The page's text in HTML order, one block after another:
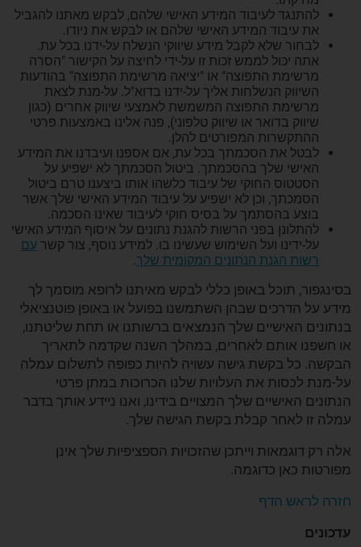
להתנגד לעיבוד המידע האישי שלהם, לבקש מאתנו להגביל
את עיבוד המידע האישי שלהם או לבקש את ניודו.
לבחור שלא לקבל מידע שיווקי הנשלח על-ידנו בכל עת.
אתה יכול לממש זכות זו על-ידי לחיצה על הקישור "הסרה
מרשימת התפוצה" או "יציאה מרשימת התפוצה" בהודעות
השיווק הנשלחות אליך על-ידנו בדוא"ל. על-מנת לצאת
מרשימת התפוצה המשמשת לאמצעי שיווק אחרים (כגון
שיווק בדואר או שיווק טלפוני), פנה אלינו באמצעות פרטי
ההתקשרות המפורטים להלן.
לבטל את הסכמתך בכל עת, אם אספנו ועיבדנו את המידע
האישי שלך בהסכמתך. ביטול הסכמתך לא ישפיע על
הסטטוס החוקי של עיבוד כלשהו אותו ביצענו טרם ביטול
הסמכתך, וכן לא ישפיע על עיבוד המידע האישי שלך אשר
בוצע בהסתמך על בסיס חוקי לעיבוד שאינו הסכמה.
להתלונן בפני הרשות להגנת נתונים על איסוף המידע האישי
על-ידינו ועל השימוש שעשינו בו. למידע נוסף, צור קשר עם
רשות הגנת הנתונים המקומית שלך
בסינגפור, תוכל באופן כללי לבקש מאיתנו לרופא מוסמך לך
מידע על הדרכים שבהן השתמשנו בפועל או באופן פוטנציאלי
בנתונים האישיים שלך הנמצאים ברשותנו או תחת שליטתנו,
או חשפנו אותם לאחרים, במהלך השנה שקדמה לתאריך
הבקשה. כל בקשת גישה עשויה להיות כפופה לתשלום עמלה
על-מנת לכסות את העלויות שלנו הכרוכות במתן פרטי
הנתונים האישיים שלך המצויים בידינו, ואנו ניידע אותך בדבר
עמלה זו לאחר קבלת בקשת הגישה שלך.
אלה רק דוגמאות וייתכן שהזכויות הספציפיות שלך אינן
מפורטות כאן כדוגמה.
חזרה לראש הדף
עדכונים